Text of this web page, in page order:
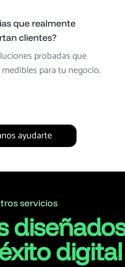
que realmente
clientes?
probadas que
para tu negocio.
ayudarte
servicios
digital